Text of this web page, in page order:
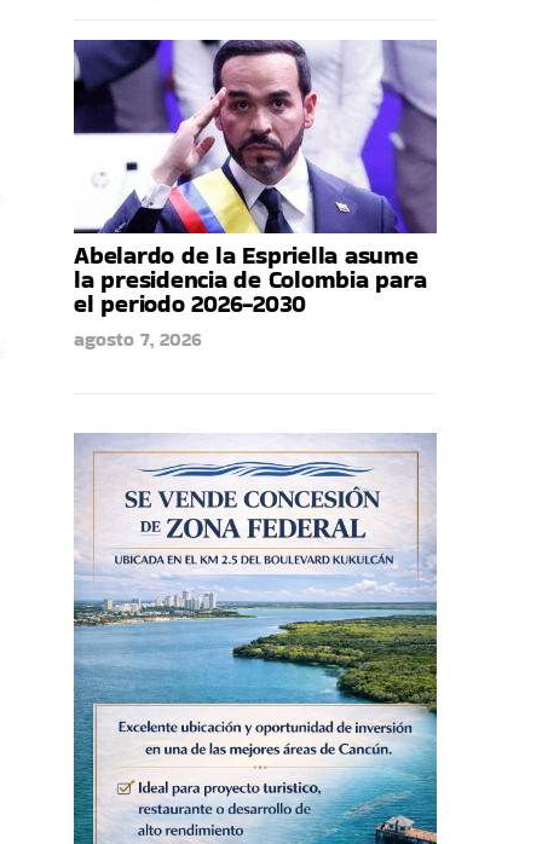
Abelardo de la Espriella asume
la presidencia de Colombia para
el periodo 2026-2030
agosto 7, 2026